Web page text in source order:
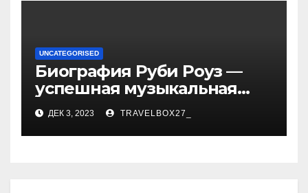
UNCATEGORISED
Биография Руби Роуз —
успешная музыкальная
карьера, личная жизнь и
знаковые достижения
ДЕК 3, 2023 TRAVELBOX27_